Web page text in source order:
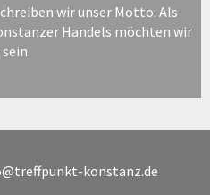
wir unser Motto: Als
Handels möchten wir
konstanz.de